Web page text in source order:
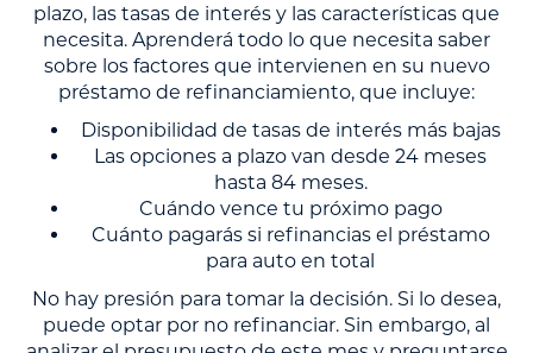
plazo, las tasas de interés y las características que
necesita. Aprenderá todo lo que necesita saber
sobre los factores que intervienen en su nuevo
préstamo de refinanciamiento, que incluye:
Disponibilidad de tasas de interés más bajas
Las opciones a plazo van desde 24 meses
hasta 84 meses.
Cuándo vence tu próximo pago
Cuánto pagarás si refinancias el préstamo
para auto en total
No hay presión para tomar la decisión. Si lo desea,
puede optar por no refinanciar. Sin embargo, al